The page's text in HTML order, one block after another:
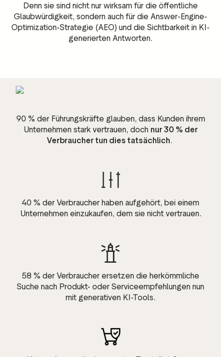
Denn sie sind nicht nur wirksam für die öffentliche
Glaubwürdigkeit, sondern auch für die Answer-Engine-
Optimization-Strategie (AEO) und die Sichtbarkeit in KI-
generierten Antworten.
90 % der Führungskräfte glauben, dass Kunden ihrem
Unternehmen stark vertrauen, doch nur 30 % der
Verbraucher tun dies tatsächlich.
40 % der Verbraucher haben aufgehört, bei einem
Unternehmen einzukaufen, dem sie nicht vertrauen.
58 % der Verbraucher ersetzen die herkömmliche
Suche nach Produkt- oder Serviceempfehlungen nun
mit generativen KI-Tools.